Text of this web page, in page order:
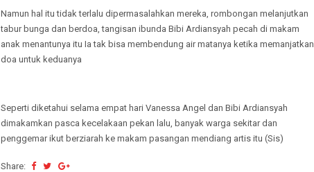
Namun hal itu tidak terlalu dipermasalahkan mereka, rombongan melanjutkan
tabur bunga dan berdoa, tangisan ibunda Bibi Ardiansyah pecah di makam
anak menantunya itu Ia tak bisa membendung air matanya ketika memanjatkan
doa untuk keduanya
Seperti diketahui selama empat hari Vanessa Angel dan Bibi Ardiansyah
dimakamkan pasca kecelakaan pekan lalu, banyak warga sekitar dan
penggemar ikut berziarah ke makam pasangan mendiang artis itu (Sis)
Share: